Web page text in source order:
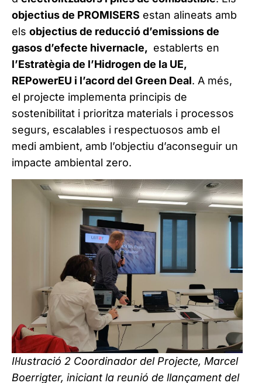
objectius de PROMISERS estan alineats amb
els objectius de reducció d’emissions de
gasos d’efecte hivernacle, establerts en
l’Estratègia de l’Hidrogen de la UE,
REPowerEU i l’acord del Green Deal. A més,
el projecte implementa principis de
sostenibilitat i prioritza materials i processos
segurs, escalables i respectuosos amb el
medi ambient, amb l’objectiu d’aconseguir un
impacte ambiental zero.
Il·lustració 2 Coordinador del Projecte, Marcel
Boerrigter, iniciant la reunió de llançament del